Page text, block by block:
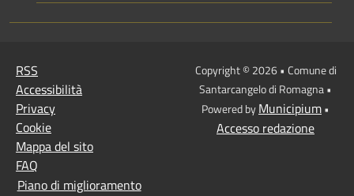
RSS
Accessibilità
Privacy
Cookie
Mappa del sito
FAQ
Piano di miglioramento
Copyright © 2026 • Comune di
Santarcangelo di Romagna •
Powered byMunicipium•
Accesso redazione